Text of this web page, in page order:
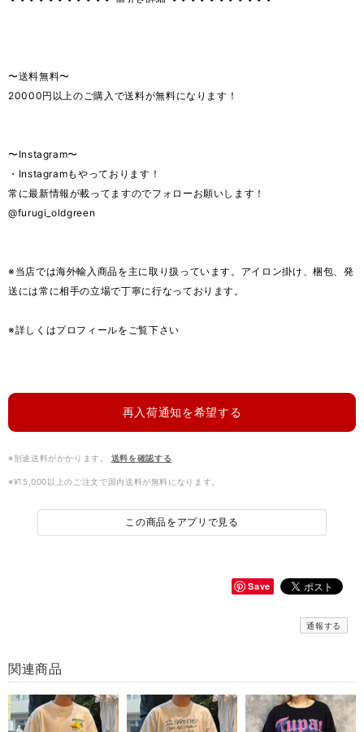
〜送料無料〜
20000円以上のご購入で送料が無料になります！
〜Instagram〜
・Instagramもやっております！
常に最新情報が載ってますのでフォローお願いします！
@furugi_oldgreen
※当店では海外輸入商品を主に取り扱っています。アイロン掛け、梱包、発
送には常に相手の立場で丁寧に行なっております。
※詳しくはプロフィールをご覧下さい
再入荷通知を希望する
※別途送料がかかります。 送料を確認する
※¥15,000以上のご注文で国内送料が無料になります。
この商品をアプリで見る
Save
通報する
関連商品